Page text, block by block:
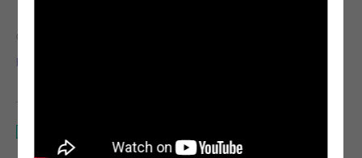
GIÁO VIÊN
Fabien Menegon
THIẾT BỊ CẦN THIẾT